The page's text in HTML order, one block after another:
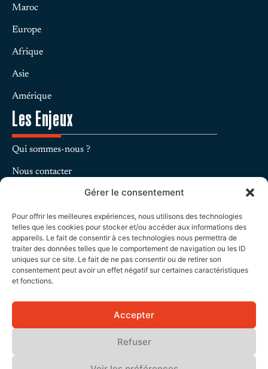
Gérer le consentement
Pour offrir les meilleures expériences, nous utilisons des technologies
telles que les cookies pour stocker et/ou accéder aux informations des
appareils. Le fait de consentir à ces technologies nous permettra de
traiter des données telles que le comportement de navigation ou les ID
uniques sur ce site. Le fait de ne pas consentir ou de retirer son
consentement peut avoir un effet négatif sur certaines caractéristiques
et fonctions.
Accepter
Refuser
Maroc
Europe
Afrique
Asie
Amérique
Les Enjeux
Qui sommes-nous ?
Nous contacter
Mentions légales
Protection des données personnelles
Politique de cookies
Devenir annonceur
Proposer une tribune